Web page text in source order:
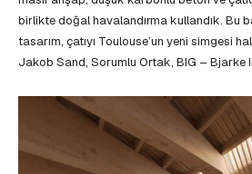
birlikte doğal havalandırma kullandık. Bu
tasarım, çatıyı Toulouse’un yeni simgesi
Jakob Sand, Sorumlu Ortak, BIG – Bjarke